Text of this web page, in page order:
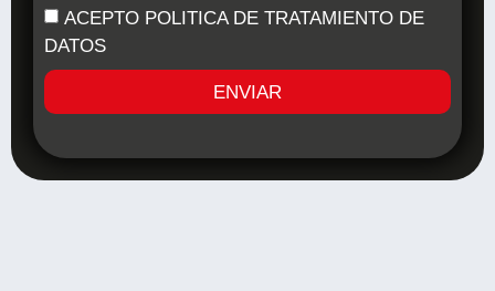
ACEPTO POLITICA DE TRATAMIENTO DE
DATOS
ENVIAR